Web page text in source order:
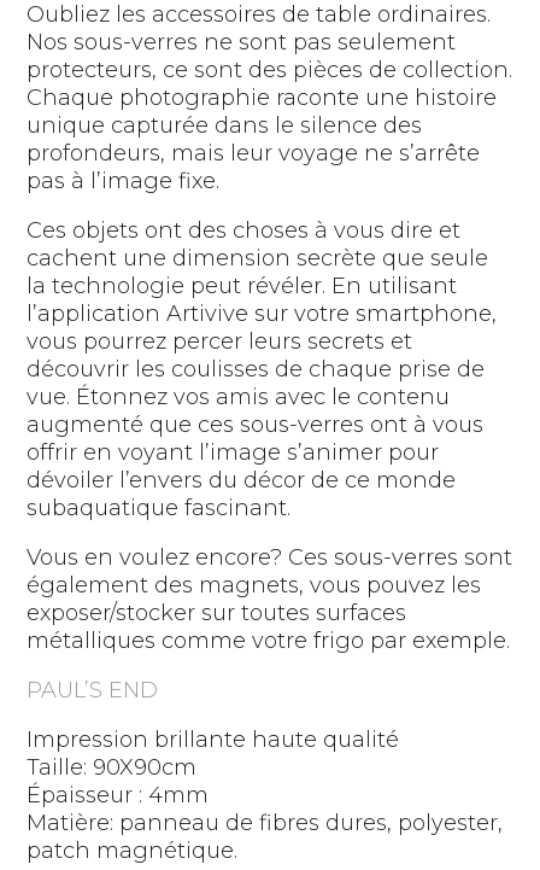
Oubliez les accessoires de table ordinaires.
Nos sous-verres ne sont pas seulement
protecteurs, ce sont des pièces de collection.
Chaque photographie raconte une histoire
unique capturée dans le silence des
profondeurs, mais leur voyage ne s’arrête
pas à l’image fixe.
Ces objets ont des choses à vous dire et
cachent une dimension secrète que seule
la technologie peut révéler. En utilisant
l’application Artivive sur votre smartphone,
vous pourrez percer leurs secrets et
découvrir les coulisses de chaque prise de
vue. Étonnez vos amis avec le contenu
augmenté que ces sous-verres ont à vous
offrir en voyant l’image s’animer pour
dévoiler l’envers du décor de ce monde
subaquatique fascinant.
Vous en voulez encore? Ces sous-verres sont
également des magnets, vous pouvez les
exposer/stocker sur toutes surfaces
métalliques comme votre frigo par exemple.
PAUL’S END
Impression brillante haute qualité
Taille: 90X90cm
Épaisseur : 4mm
Matière: panneau de fibres dures, polyester,
patch magnétique.